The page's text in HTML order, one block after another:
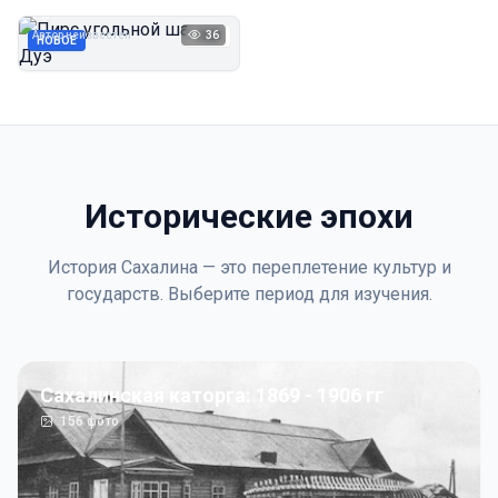
НОВОЕ 1923
Автор неизвестен 36
Исторические эпохи
История Сахалина — это переплетение культур и
государств. Выберите период для изучения.
Сахалинская каторга: 1869 - 1906 гг
156фото